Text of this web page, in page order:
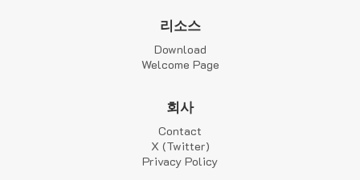
리소스
Download
Welcome Page
회사
Contact
X (Twitter)
Privacy Policy